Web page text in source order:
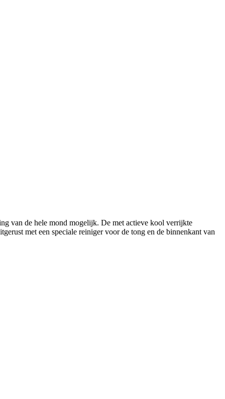
van de hele mond mogelijk. De met actieve kool verrijkte
met een speciale reiniger voor de tong en de binnenkant van